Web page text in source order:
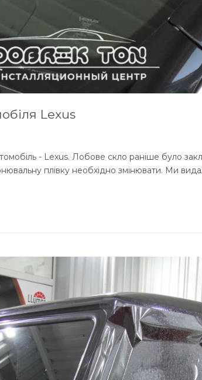
Lexus
- Lexus. Лобове скло раніше було
плівку необхідно змінювати. Ми